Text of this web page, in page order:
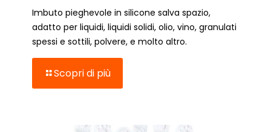
Imbuto pieghevole in silicone salva spazio,
adatto per liquidi, liquidi solidi, olio, vino, granulati
spessi e sottili, polvere, e molto altro.
Scopri di più